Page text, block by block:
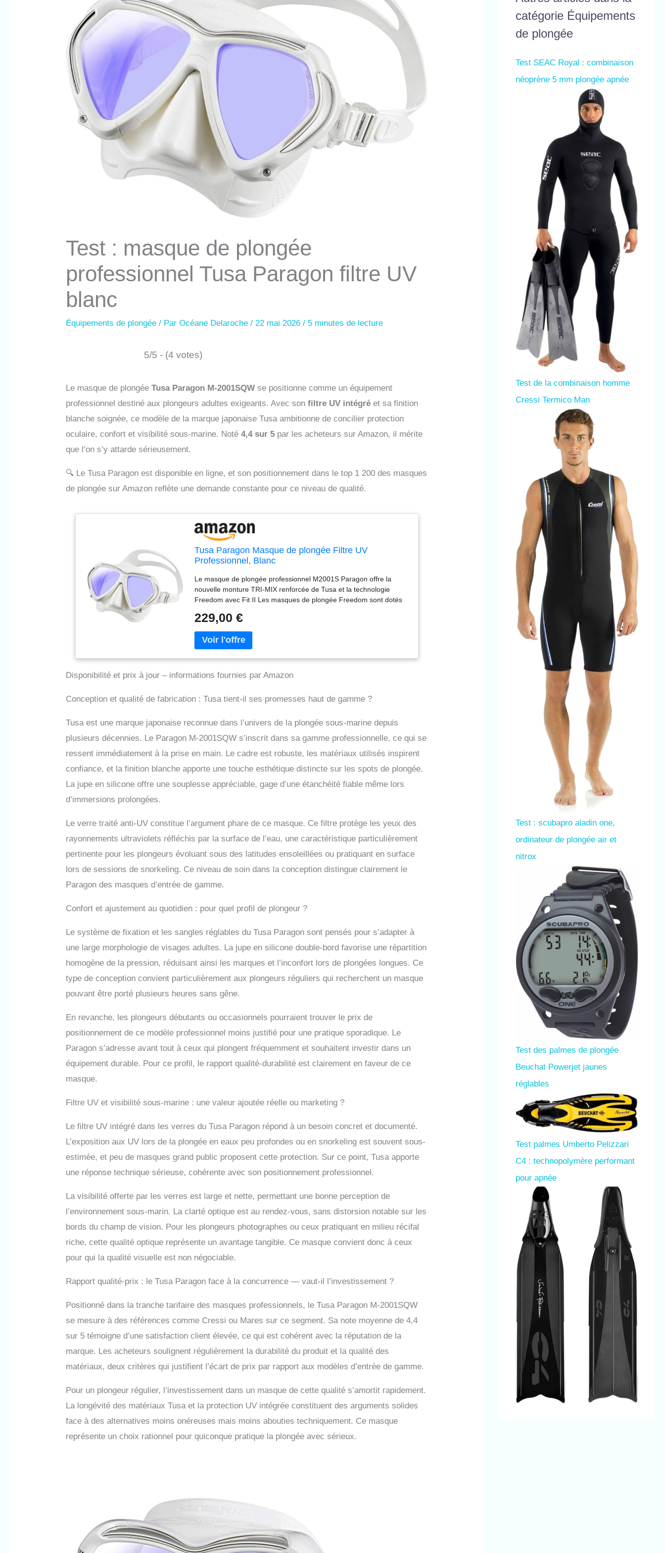
Test : masque de plongée
professionnel Tusa Paragon filtre UV
blanc
Équipements de plongée / ParOcéane Delaroche/ 22 mai 2026/ 5 minutes de lecture
5/5 - (4 votes)
Le masque de plongéeTusa Paragon M-2001SQW se positionne comme un équipement
professionnel destiné aux plongeurs adultes exigeants. Avec sonfiltre UV intégré et sa finition
blanche soignée, ce modèle de la marque japonaise Tusa ambitionne de concilier protection
oculaire, confort et visibilité sous-marine. Noté4,4 sur 5 par les acheteurs sur Amazon, il mérite
que l’on s’y attarde sérieusement.
🔍 Le Tusa Paragon est disponible en ligne, et son positionnement dans le top 1 200 des masques
de plongée sur Amazon reflète une demande constante pour ce niveau de qualité.
Tusa Paragon Masque de plongée Filtre UV
Professionnel, Blanc
Le masque de plongée professionnel M2001S Paragon offre la
nouvelle monture TRI-MIX renforcée de Tusa et la technologie
Freedom avec Fit II Les masques de plongée Freedom sont dotés
variées et des stries de stabilité en plus d'une surface de jupe
exclusive à faible friction sur la ligne de fixation. Clarté ultime et
protection UV. Protection de pare-chocs en polyuréthane (PuRiMaX)
et structure de cadre métallique transversale combinée à la ténacité
supérieure du cadre en polycarbonate boulonné ensemble pour
créer un masque de plongée très résistant. Évacuation facile : il se
229,00 €
Disponibilité et prix à jour – informations fournies par Amazon
Conception et qualité de fabrication : Tusa tient-il ses promesses haut de gamme ?
Tusa est une marque japonaise reconnue dans l’univers de la plongée sous-marine depuis
plusieurs décennies. Le Paragon M-2001SQW s’inscrit dans sa gamme professionnelle, ce qui se
ressent immédiatement à la prise en main. Le cadre est robuste, les matériaux utilisés inspirent
confiance, et la finition blanche apporte une touche esthétique distincte sur les spots de plongée.
La jupe en silicone offre une souplesse appréciable, gage d’une étanchéité fiable même lors
d’immersions prolongées.
Le verre traité anti-UV constitue l’argument phare de ce masque. Ce filtre protège les yeux des
rayonnements ultraviolets réfléchis par la surface de l’eau, une caractéristique particulièrement
pertinente pour les plongeurs évoluant sous des latitudes ensoleillées ou pratiquant en surface
lors de sessions de snorkeling. Ce niveau de soin dans la conception distingue clairement le
Paragon des masques d’entrée de gamme.
Confort et ajustement au quotidien : pour quel profil de plongeur ?
Le système de fixation et les sangles réglables du Tusa Paragon sont pensés pour s’adapter à
une large morphologie de visages adultes. La jupe en silicone double-bord favorise une répartition
homogène de la pression, réduisant ainsi les marques et l’inconfort lors de plongées longues. Ce
type de conception convient particulièrement aux plongeurs réguliers qui recherchent un masque
pouvant être porté plusieurs heures sans gêne.
En revanche, les plongeurs débutants ou occasionnels pourraient trouver le prix de
positionnement de ce modèle professionnel moins justifié pour une pratique sporadique. Le
Paragon s’adresse avant tout à ceux qui plongent fréquemment et souhaitent investir dans un
équipement durable. Pour ce profil, le rapport qualité-durabilité est clairement en faveur de ce
masque.
Filtre UV et visibilité sous-marine : une valeur ajoutée réelle ou marketing ?
Le filtre UV intégré dans les verres du Tusa Paragon répond à un besoin concret et documenté.
L’exposition aux UV lors de la plongée en eaux peu profondes ou en snorkeling est souvent sous-
estimée, et peu de masques grand public proposent cette protection. Sur ce point, Tusa apporte
une réponse technique sérieuse, cohérente avec son positionnement professionnel.
La visibilité offerte par les verres est large et nette, permettant une bonne perception de
l’environnement sous-marin. La clarté optique est au rendez-vous, sans distorsion notable sur les
bords du champ de vision. Pour les plongeurs photographes ou ceux pratiquant en milieu récifal
riche, cette qualité optique représente un avantage tangible. Ce masque convient donc à ceux
pour qui la qualité visuelle est non négociable.
Rapport qualité-prix : le Tusa Paragon face à la concurrence — vaut-il l’investissement ?
Positionné dans la tranche tarifaire des masques professionnels, le Tusa Paragon M-2001SQW
se mesure à des références comme Cressi ou Mares sur ce segment. Sa note moyenne de 4,4
sur 5 témoigne d’une satisfaction client élevée, ce qui est cohérent avec la réputation de la
marque. Les acheteurs soulignent régulièrement la durabilité du produit et la qualité des
matériaux, deux critères qui justifient l’écart de prix par rapport aux modèles d’entrée de gamme.
Pour un plongeur régulier, l’investissement dans un masque de cette qualité s’amortit rapidement.
La longévité des matériaux Tusa et la protection UV intégrée constituent des arguments solides
face à des alternatives moins onéreuses mais moins abouties techniquement. Ce masque
représente un choix rationnel pour quiconque pratique la plongée avec sérieux.
catégorie Équipements
de plongée
Test SEAC Royal : combinaison
néoprène 5 mm plongée apnée
Test de la combinaison homme
Cressi Termico Man
Test : scubapro aladin one,
ordinateur de plongée air et
nitrox
Test des palmes de plongée
Beuchat Powerjet jaunes
réglables
Test palmes Umberto Pelizzari
C4 : technopolymère performant
pour apnée